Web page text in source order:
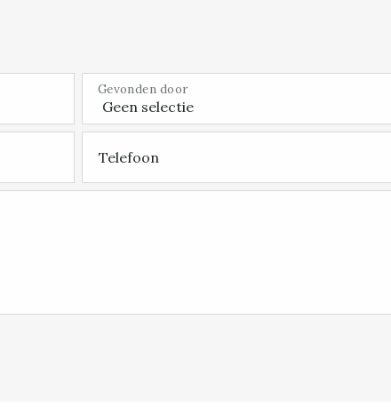
Gevonden door
Telefoon